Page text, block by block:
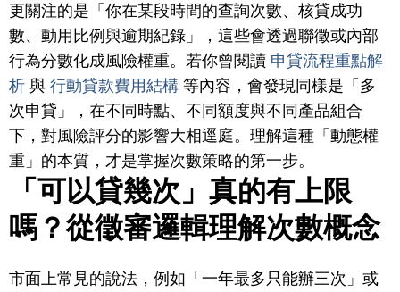
更關注的是「你在某段時間的查詢次數、核貸成功
數、動用比例與逾期紀錄」，這些會透過聯徵或內部
行為分數化成風險權重。若你曾閱讀 申貸流程重點解
析 與 行動貸款費用結構 等內容，會發現同樣是「多
次申貸」，在不同時點、不同額度與不同產品組合
下，對風險評分的影響大相逕庭。理解這種「動態權
重」的本質，才是掌握次數策略的第一步。
「可以貸幾次」真的有上限
嗎？從徵審邏輯理解次數概念
市面上常見的說法，例如「一年最多只能辦三次」或